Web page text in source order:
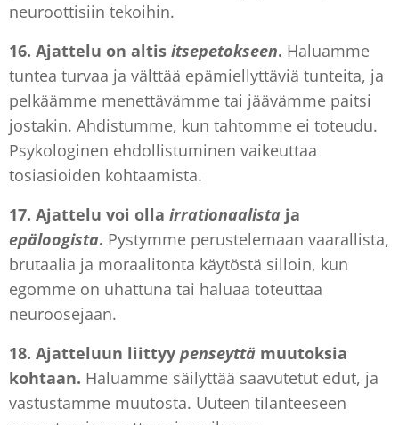
neuroottisiin tekoihin.
16. Ajattelu on altis itsepetokseen. Haluamme
tuntea turvaa ja välttää epämiellyttäviä tunteita, ja
pelkäämme menettävämme tai jäävämme paitsi
jostakin. Ahdistumme, kun tahtomme ei toteudu.
Psykologinen ehdollistuminen vaikeuttaa
tosiasioiden kohtaamista.
17. Ajattelu voi olla irrationaalista ja
epäloogista. Pystymme perustelemaan vaarallista,
brutaalia ja moraalitonta käytöstä silloin, kun
egomme on uhattuna tai haluaa toteuttaa
neuroosejaan.
18. Ajatteluun liittyy penseyttä muutoksia
kohtaan. Haluamme säilyttää saavutetut edut, ja
vastustamme muutosta. Uuteen tilanteeseen